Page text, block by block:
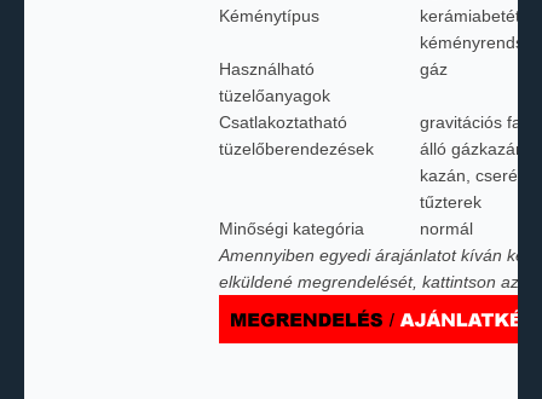
Kéménytípus
Használható
tüzelőanyagok
gáz
Csatlakoztatható
tüzelőberendezések
gravitációs fali
álló gázkazán,
kazán,
tűzterek
Minőségi kategória
normál
Amennyiben egyedi árajánlatot kíván
elküldené megrendelését, kattintson az